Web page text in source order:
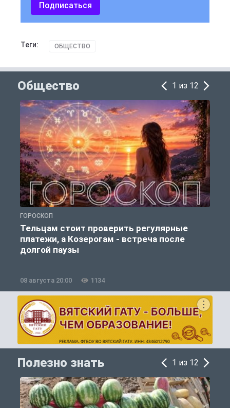
Подписаться
Теги: ОБЩЕСТВО
Общество 1 из 12
ГОРОСКОП
Тельцам стоит проверить регулярные
платежи, а Козерогам - встреча после
долгой паузы
08 августа 20:00 1134
Полезно знать 1 из 12